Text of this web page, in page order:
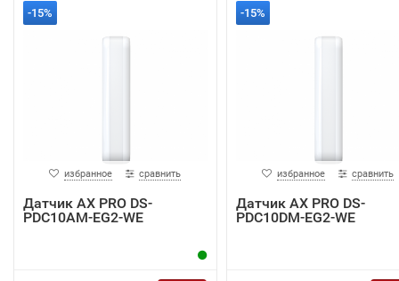
-15%
избранное сравнить
Датчик AX PRO DS-
PDC10AM-EG2-WE
-15%
избранное сравнить
Датчик AX PRO DS-
PDC10DM-EG2-WE